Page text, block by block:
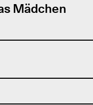
Mädchen